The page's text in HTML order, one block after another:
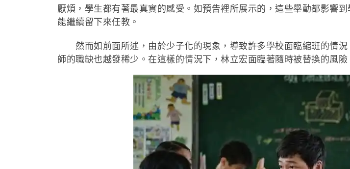
厭煩，學生都有著最真實的感受。如預告裡所展示的，這些舉動都影響
能繼續留下來任教。
然而如前面所述，由於少子化的現象，導致許多學校面臨縮班的情況
師的職缺也越發稀少。在這樣的情況下，林立宏面臨著隨時被替換的風